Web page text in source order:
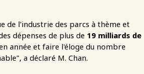
de l'industrie des parcs à thème et
dépenses de plus de 19 milliards de
année et faire l'éloge du nombre
a déclaré M. Chan.